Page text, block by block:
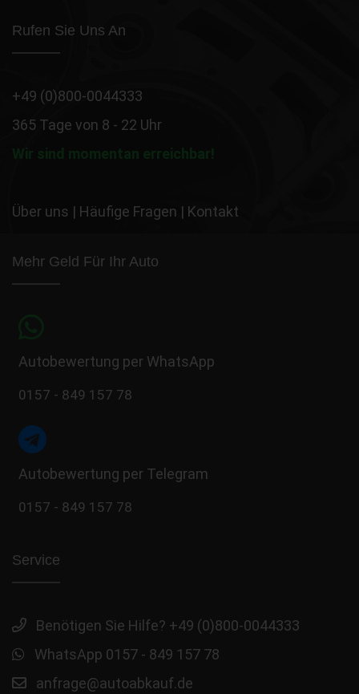
Rufen Sie Uns An
+49 (0)800-0044333
365 Tage von 8 - 22 Uhr
Wir sind momentan erreichbar!
Über uns | Häufige Fragen | Kontakt
Mehr Geld Für Ihr Auto
Autobewertung per WhatsApp
0157 - 849 157 78
Autobewertung per Telegram
0157 - 849 157 78
Service
Benötigen Sie Hilfe? +49 (0)800-0044333
WhatsApp 0157 - 849 157 78
anfrage@autoabkauf.de